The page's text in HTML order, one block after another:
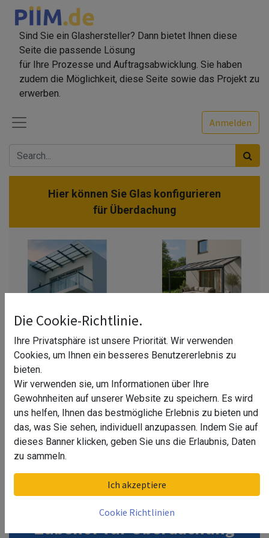
Sind Sie ein Glashersteller? Dann bietet Ihnen diese
Seite die passende Lösung
für Ihre Prozesse und Auftragsabwicklung. Sie haben
zudem die Möglichkeit, diese Seite sowie das Projekt zu
erwerben.
Anmelden
Hier können Sie Glas konfigurieren
für Überdachung
Balkonüberdachung Terrassenüberdachung
Zubehörfür Überdachung
Die Cookie-Richtlinie.
Ihre Privatsphäre ist unsere Priorität. Wir verwenden
Cookies, um Ihnen ein besseres Benutzererlebnis zu
bieten.
Wir verwenden sie, um Informationen über Ihre
Gewohnheiten auf unserer Website zu speichern. Es wird
uns helfen, Ihnen das bestmögliche Erlebnis zu bieten und
das, was Sie sehen, individuell anzupassen. Indem Sie auf
dieses Banner klicken, geben Sie uns die Erlaubnis, Daten
zu sammeln.
Ich akzeptiere
Cookie Richtlinien